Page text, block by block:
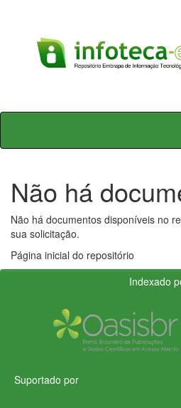
Skip
Não há
Não há documentos disponíveis no
sua solicitação.
Página inicial do repositório
Indexado
Suportado por